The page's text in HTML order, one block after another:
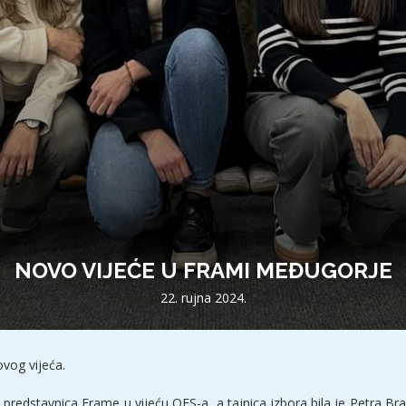
NOVO VIJEĆE U FRAMI MEĐUGORJE
22. rujna 2024.
vijeća.